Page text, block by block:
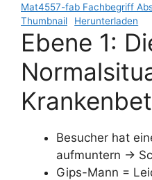
Mat4557-fab Fachbegriff
Thumbnail
Herunterladen
Ebene 1:
Besucher hat
aufmuntern ->
Gips-Mann =